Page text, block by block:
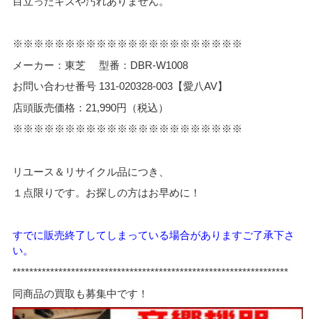
※※※※※※※※※※※※※※※※※※※※※※
メーカー：東芝 型番：DBR-W1008
お問い合わせ番号 131-020328-003【愛八AV】
店頭販売価格：21,990円（税込）
※※※※※※※※※※※※※※※※※※※※※※
リユース＆リサイクル品につき、
１点限りです。お探しの方はお早めに！
すでに販売終了してしまっている場合がありますご了承下さ
い。
******************************************************************
同商品の買取も募集中です！